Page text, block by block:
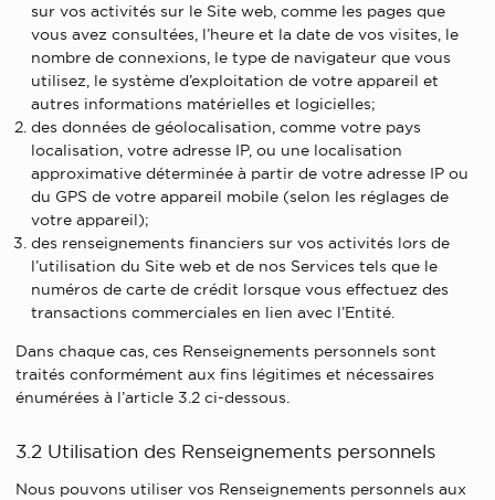
sur vos activités sur le Site web, comme les pages que
vous avez consultées, l’heure et la date de vos visites, le
nombre de connexions, le type de navigateur que vous
utilisez, le système d’exploitation de votre appareil et
autres informations matérielles et logicielles;
des données de géolocalisation, comme votre pays
localisation, votre adresse IP, ou une localisation
approximative déterminée à partir de votre adresse IP ou
du GPS de votre appareil mobile (selon les réglages de
votre appareil);
des renseignements financiers sur vos activités lors de
l’utilisation du Site web et de nos Services tels que le
numéros de carte de crédit lorsque vous effectuez des
transactions commerciales en lien avec l’Entité.
Dans chaque cas, ces Renseignements personnels sont
traités conformément aux fins légitimes et nécessaires
énumérées à l’article 3.2 ci-dessous.
3.2 Utilisation des Renseignements personnels
Nous pouvons utiliser vos Renseignements personnels aux